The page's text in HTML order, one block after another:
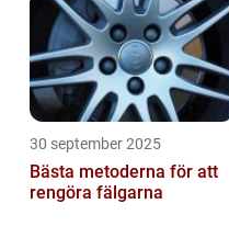
30 september 2025
Bästa metoderna för att
rengöra fälgarna